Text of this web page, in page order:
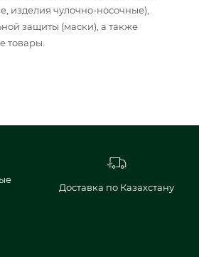
изделия чулочно-носочные),
защиты (маски), а также
товары.
Доставка по Казахстану